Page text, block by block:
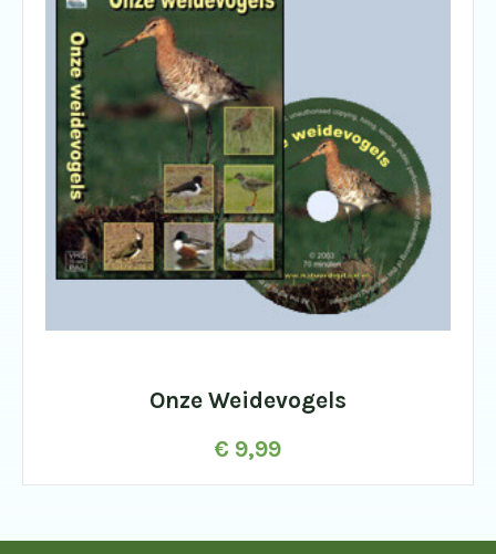
Onze Weidevogels
€ 9,99